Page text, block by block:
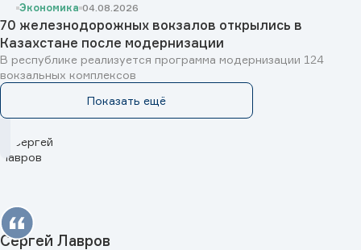
Экономика 04.08.2026
70 железнодорожных вокзалов открылись в
Казахстане после модернизации
В республике реализуется программа модернизации 124
вокзальных комплексов
Показать ещё
Сергей Лавров